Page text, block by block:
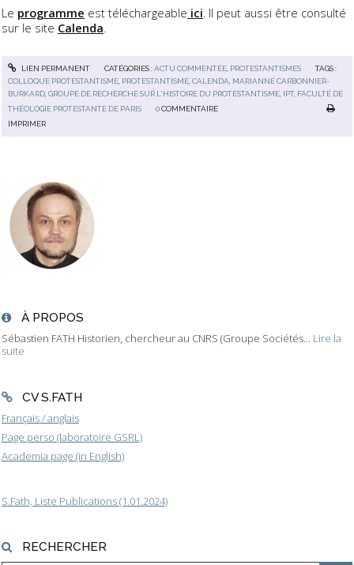
À PROPOS
Sébastien FATH Historien, chercheur au CNRS (Groupe Sociétés... Lire la
suite
CV S.FATH
Français / anglais
Page perso (laboratoire GSRL)
Academia page (in English)
S.Fath, Liste Publications (1.01.2024)
RECHERCHER
Le programme est téléchargeable ici . Il peut aussi être consulté
sur le site Calenda
LIEN PERMANENT CATÉGORIES :ACTU COMMENTÉE, PROTESTANTISMES
TAGS :
COLLOQUE PROTESTANTISME PROTESTANTISME ,CALENDA MARIANNE CARBONNIER-
BURKARD ,GROUPE DE RECHERCHE SUR L'HISTOIRE DU PROTESTANTISME IPT, FACULTÉ DE
THÉOLOGIE PROTESTANTE DE PARIS
0 COMMENTAIRE
IMPRIMER